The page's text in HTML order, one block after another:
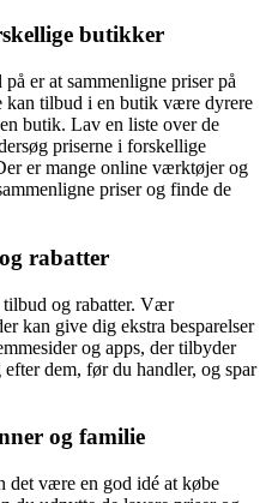
butikker
er at sammenligne priser på
kan tilbud i en butik være dyrere
butik. Lav en liste over de
priserne i forskellige
er mange online værktøjer og
priser og finde de
rabatter
tilbud og rabatter. Vær
kan give dig ekstra besparelser
og apps, der tilbyder
dem, før du handler, og spar
og familie
det være en god idé at købe